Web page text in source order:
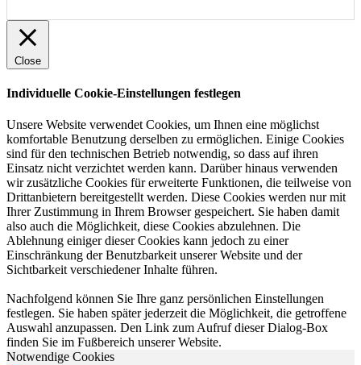
Close
Individuelle Cookie-Einstellungen festlegen
Unsere Website verwendet Cookies, um Ihnen eine möglichst
komfortable Benutzung derselben zu ermöglichen. Einige Cookies
sind für den technischen Betrieb notwendig, so dass auf ihren
Einsatz nicht verzichtet werden kann. Darüber hinaus verwenden
wir zusätzliche Cookies für erweiterte Funktionen, die teilweise von
Drittanbietern bereitgestellt werden. Diese Cookies werden nur mit
Ihrer Zustimmung in Ihrem Browser gespeichert. Sie haben damit
also auch die Möglichkeit, diese Cookies abzulehnen. Die
Ablehnung einiger dieser Cookies kann jedoch zu einer
Einschränkung der Benutzbarkeit unserer Website und der
Sichtbarkeit verschiedener Inhalte führen.
Nachfolgend können Sie Ihre ganz persönlichen Einstellungen
festlegen. Sie haben später jederzeit die Möglichkeit, die getroffene
Auswahl anzupassen. Den Link zum Aufruf dieser Dialog-Box
finden Sie im Fußbereich unserer Website.
Notwendige Cookies